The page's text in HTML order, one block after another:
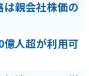
親会社株価の
人超が利用可